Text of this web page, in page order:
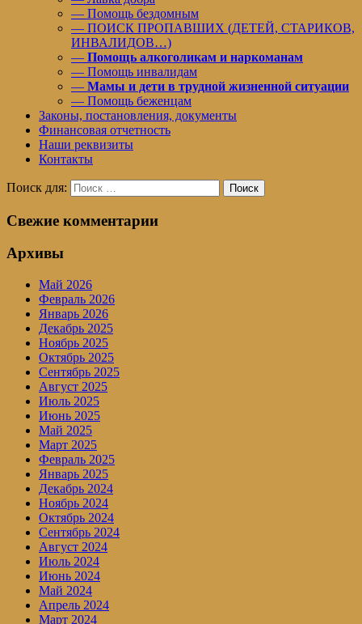
— Помощь бездомным
— ПОИСК ПРОПАВШИХ (ДЕТЕЙ, СТАРИКОВ,
ИНВАЛИДОВ…)
— Помощь алкоголикам и наркоманам
— Помощь инвалидам
— Мамы и дети в трудной жизненной ситуации
— Помощь беженцам
Законы, постановления, документы
Финансовая отчетность
Наши реквизиты
Контакты
Поиск для: Поиск
Свежие комментарии
Архивы
Май 2026
Февраль 2026
Январь 2026
Декабрь 2025
Ноябрь 2025
Октябрь 2025
Сентябрь 2025
Август 2025
Июль 2025
Июнь 2025
Май 2025
Март 2025
Февраль 2025
Январь 2025
Декабрь 2024
Ноябрь 2024
Октябрь 2024
Сентябрь 2024
Август 2024
Июль 2024
Июнь 2024
Май 2024
Апрель 2024
Март 2024